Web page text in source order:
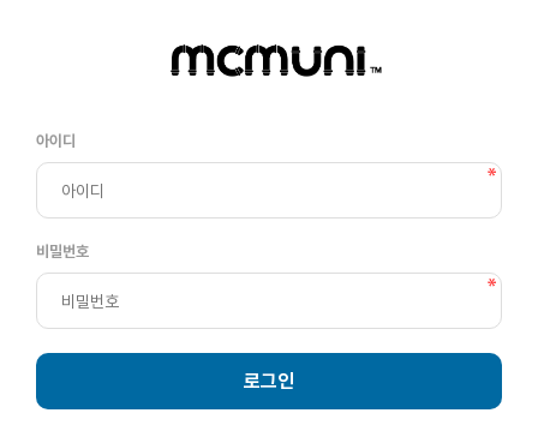
아이디
비밀번호
로그인